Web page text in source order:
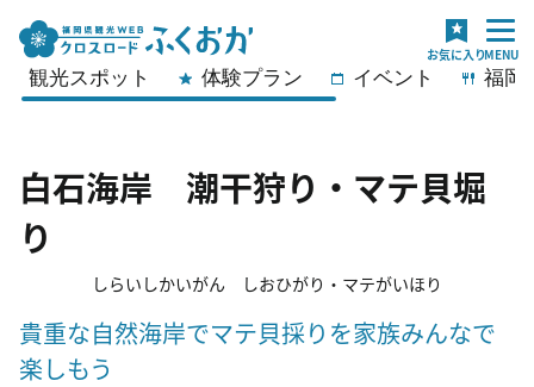
観光スポット 体験プラン イベント 福岡
白石海岸 潮干狩り・マテ貝堀
り
しらいしかいがん しおひがり・マテがいほり
貴重な自然海岸でマテ貝採りを家族みんなで
楽しもう